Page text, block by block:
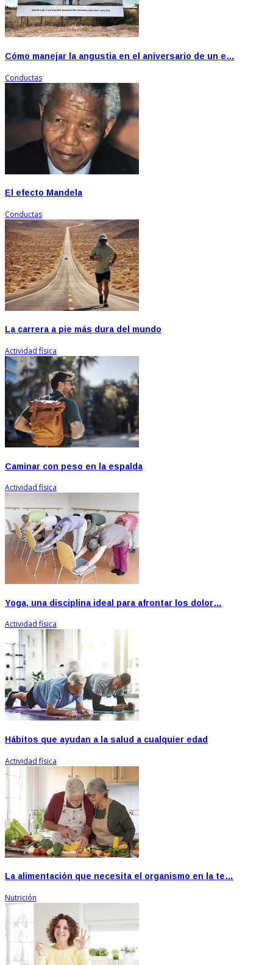
Cómo manejar la angustia en el aniversario de un e…
Conductas
El efecto Mandela
Conductas
La carrera a pie más dura del mundo
Actividad física
Caminar con peso en la espalda
Actividad física
Yoga, una disciplina ideal para afrontar los dolor…
Actividad física
Hábitos que ayudan a la salud a cualquier edad
Actividad física
La alimentación que necesita el organismo en la te…
Nutrición